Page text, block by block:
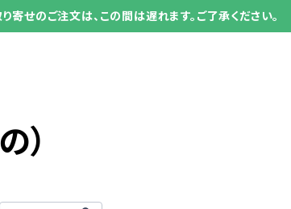
せのご注文は、この間は遅れます。ご了承ください。
）